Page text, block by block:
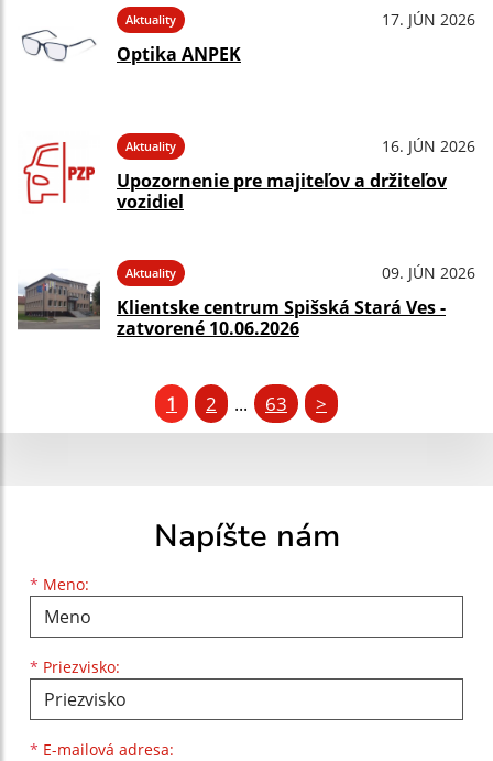
Aktuality 17. JÚN 2026
Optika ANPEK
Aktuality 16. JÚN 2026
Upozornenie pre majiteľov a držiteľov
vozidiel
Aktuality 09. JÚN 2026
Klientske centrum Spišská Stará Ves -
zatvorené 10.06.2026
1 2 ... 63 >
Napíšte nám
* Meno:
Meno
* Priezvisko:
Priezvisko
* E-mailová adresa:
E-mailová adresa